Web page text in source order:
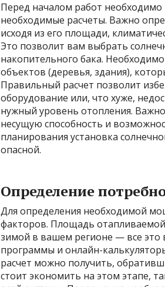
Перед началом работ
необходимые расчеты. Важно
исходя из его площади,
Это позволит вам выбрать
накопительного бака.
объектов (деревья, здания),
Правильный расчет позволит
оборудование или, что хуже,
нужный уровень отопления.
несущую способность и
планирования установка
опасной.
Определение
Для определения необходимой
факторов. Площадь
зимой в вашем регионе — все это
программы и онлайн-
расчет можно получить,
стоит экономить на этом этапе,